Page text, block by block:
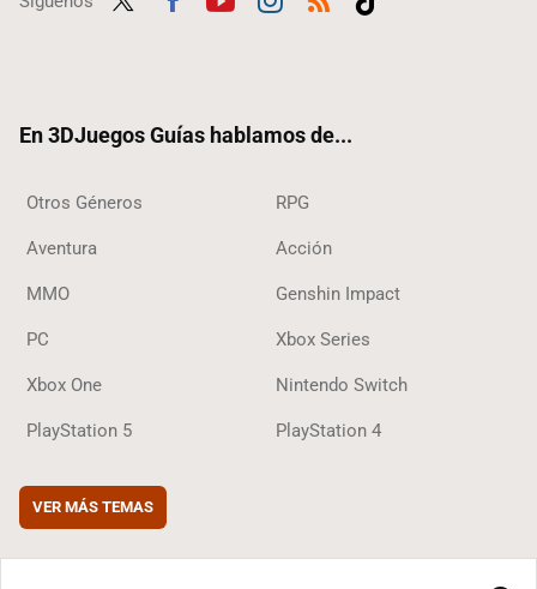
En 3DJuegos Guías hablamos de...
Otros Géneros RPG
Aventura Acción
MMO Genshin Impact
PC Xbox Series
Xbox One Nintendo Switch
PlayStation 5 PlayStation 4
VER MÁS TEMAS